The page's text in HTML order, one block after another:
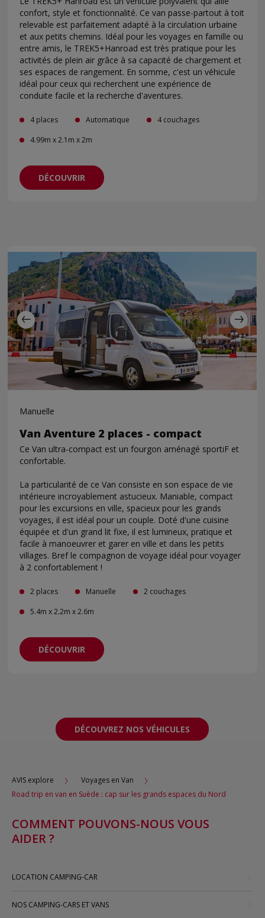
confort, style et fonctionnalité. Ce van passe-partout à toit
relevable est parfaitement adapté à la circulation urbaine
et aux petits chemins. Idéal pour les voyages en famille ou
entre amis, le TREK5+Hanroad est très pratique pour les
activités de plein air grâce à sa capacité de chargement et
ses espaces de rangement. En somme, c'est un véhicule
idéal pour ceux qui recherchent une expérience de
conduite facile et la recherche d'aventures.
4 places Automatique
4 couchages
4.99m x 2.1m x 2m
DÉCOUVRIR
Manuelle
Van Aventure 2 places - compact
Ce Van ultra-compact est un fourgon aménagé sportiF et
confortable.
La particularité de ce Van consiste en son espace de vie
intérieure incroyablement astucieux. Maniable, compact
pour les excursions en ville, spacieux pour les grands
voyages, il est idéal pour un couple. Doté d'une cuisine
équipée et d'un grand lit fixe, il est lumineux, pratique et
facile à manoeuvrer et garer en ville et dans les petits
villages. Bref le compagnon de voyage idéal pour voyager
à 2 confortablement !
2 places Manuelle
2 couchages
5.4m x 2.2m x 2.6m
DÉCOUVRIR
DÉCOUVREZ NOS VÉHICULES
AVIS explore
Voyages en Van
Road trip en van en Suède : cap sur les grands espaces du Nord
COMMENT POUVONS-NOUS VOUS
AIDER ?
LOCATION CAMPING-CAR
NOS CAMPING-CARS ET VANS